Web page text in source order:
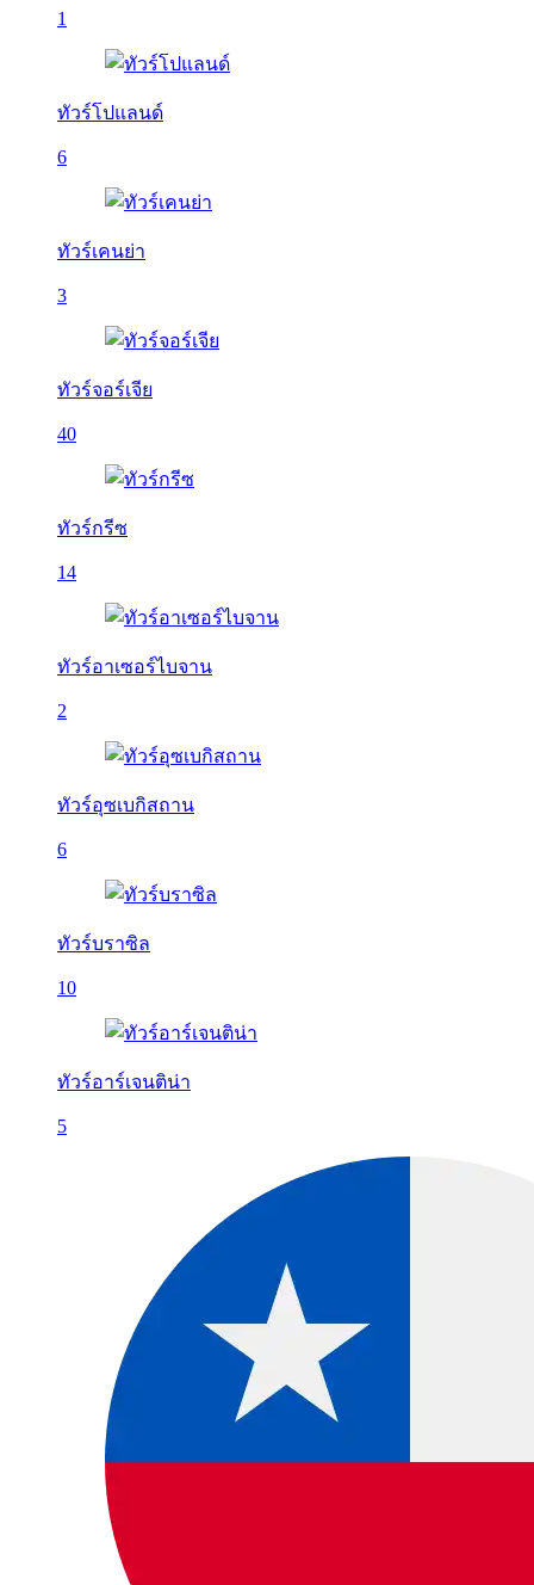
1
ทัวร์โปแลนด์
6
ทัวร์เคนย่า
3
ทัวร์จอร์เจีย
40
ทัวร์กรีซ
14
ทัวร์อาเซอร์ไบจาน
2
ทัวร์อุซเบกิสถาน
6
ทัวร์บราซิล
10
ทัวร์อาร์เจนติน่า
5